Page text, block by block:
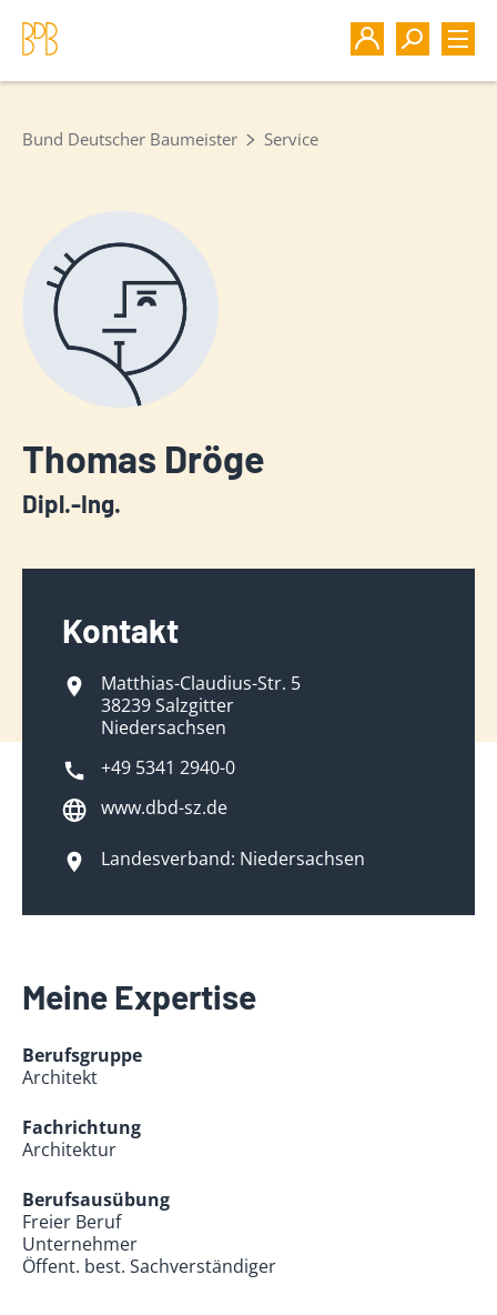
Bund Deutscher Baumeister Service
Thomas Dröge
Dipl.-Ing.
Kontakt
Matthias-Claudius-Str. 5
38239 Salzgitter
Niedersachsen
+49 5341 2940-0
www.dbd-sz.de
Landesverband: Niedersachsen
Meine Expertise
Berufsgruppe
Architekt
Fachrichtung
Architektur
Berufsausübung
Freier Beruf
Unternehmer
Öffent. best. Sachverständiger